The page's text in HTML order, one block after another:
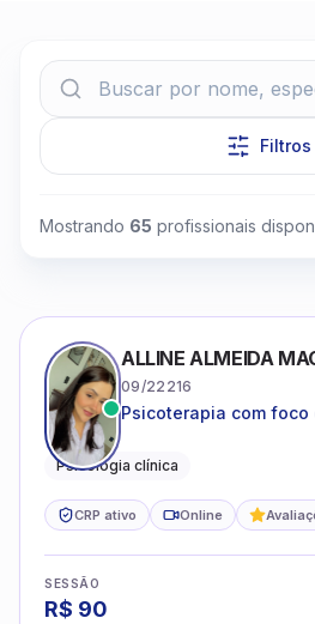
Clique para
Filtros
Mostrando 65 profissionais
ALLINE ALMEIDA
09/22216
Psicoterapia com foco
adolescentes e adultos.
Psicologia clínica
CRP ativo Online
SESSÃO
R$ 90